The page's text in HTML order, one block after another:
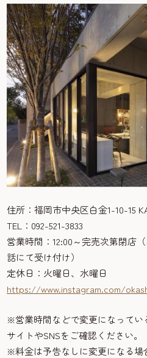
住所：福岡市中央区白金1-10-15
TEL：092-521-3833
営業時間：12:00～完売次第閉店
話にて受け付け）
定休日：火曜日、水曜日
https://www.instagram.com/
※営業時間などで変更になってい
サイトやSNSをご確認ください。
※料金は予告なしに変更になる場